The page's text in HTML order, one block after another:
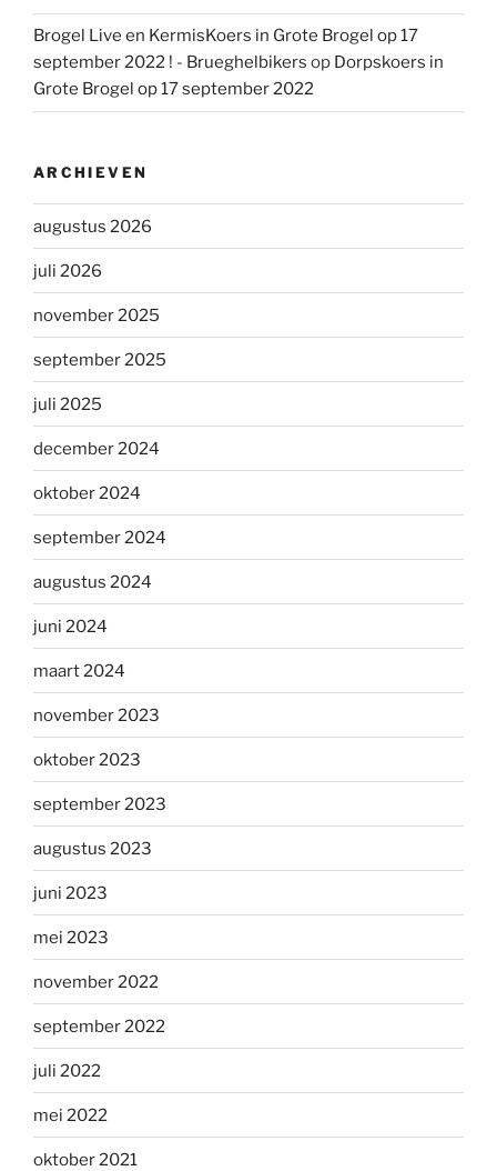
Brogel Live en KermisKoers in Grote Brogel op 17
september 2022 ! - Brueghelbikers op Dorpskoers in
Grote Brogel op 17 september 2022
ARCHIEVEN
augustus 2026
juli 2026
november 2025
september 2025
juli 2025
december 2024
oktober 2024
september 2024
augustus 2024
juni 2024
maart 2024
november 2023
oktober 2023
september 2023
augustus 2023
juni 2023
mei 2023
november 2022
september 2022
juli 2022
mei 2022
oktober 2021